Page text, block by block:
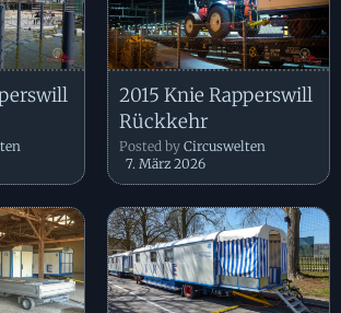
2015 Knie Rapperswill
Rückkehr
Posted by Circuswelten
7. März 2026